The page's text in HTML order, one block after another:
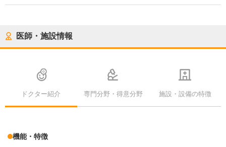
医師・施設情報
ドクター紹介 専門分野・得意分野 施設・設備の特徴
機能・特徴